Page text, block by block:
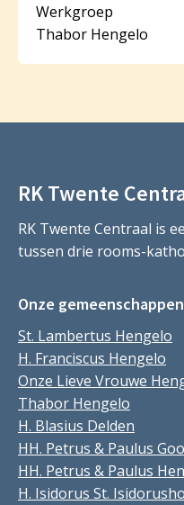
Werkgroep
Thabor Hengelo
RK Twente
RK Twente Centraal is
tussen drie rooms-
Onze gemeenschappen
St. Lambertus Hengelo
H. Franciscus Hengelo
Onze Lieve Vrouwe
Thabor Hengelo
H. Blasius Delden
HH. Petrus & Paulus
HH. Petrus & Paulus
H. Isidorus St.